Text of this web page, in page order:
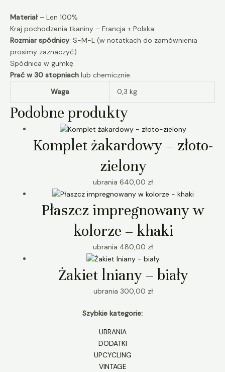
Materiał – Len 100%
Kraj pochodzenia tkaniny – Francja + Polska
Rozmiar spódnicy: S-M-L (w notatkach do zamównienia
prosimy zaznaczyć)
Spódnica w gumkę
Prać w 30 stopniach lub chemicznie.
Waga
0,3 kg
Podobne produkty
Komplet żakardowy – złoto-
zielony
ubrania 640,00 zł
Płaszcz impregnowany w
kolorze – khaki
ubrania 480,00 zł
Żakiet lniany – biały
ubrania 300,00 zł
Szybkie kategorie:
UBRANIA
DODATKI
UPCYCLING
VINTAGE